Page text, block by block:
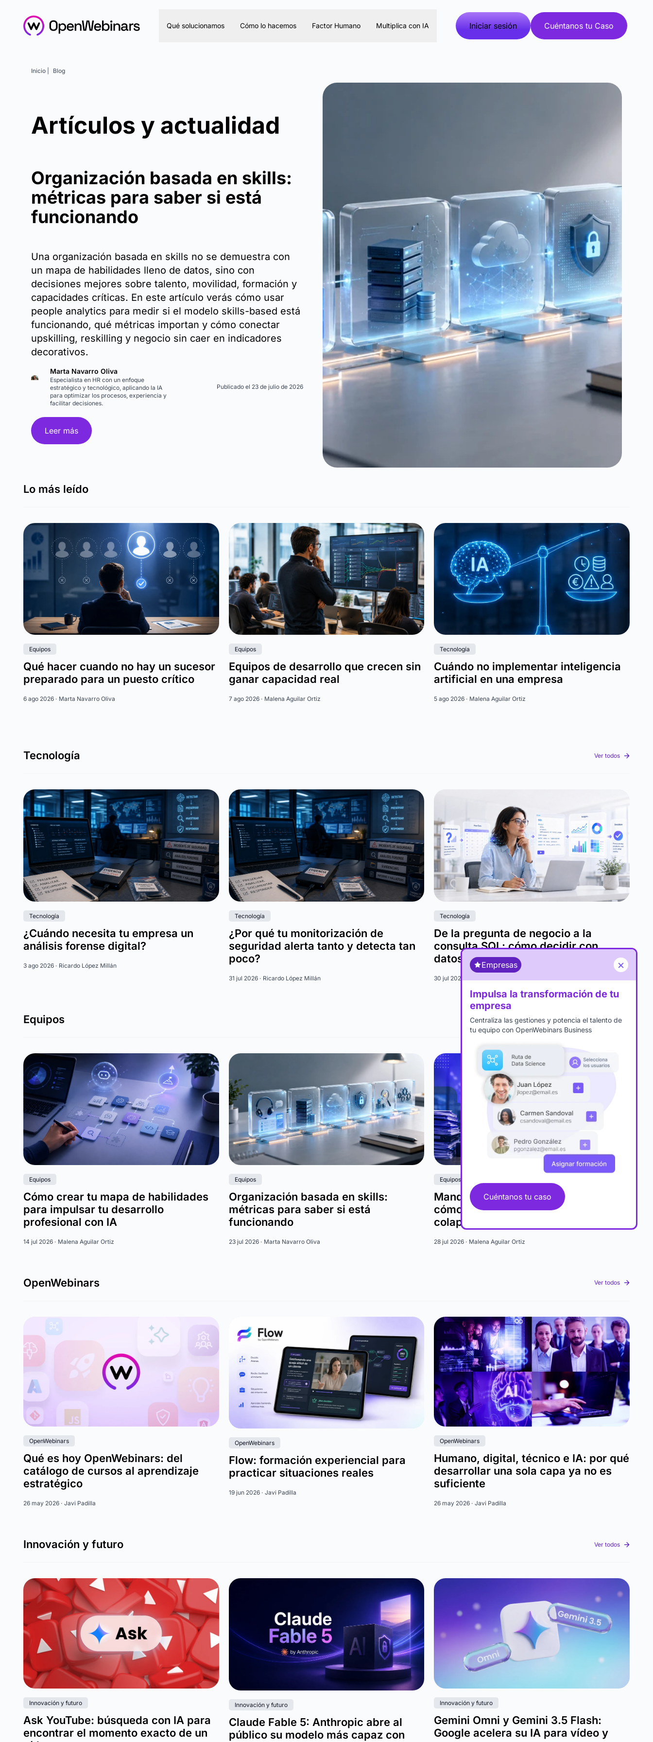
Qué solucionamos Cómo lo hacemos Factor Humano Multiplica con IA Iniciar sesión Cuéntanos tu Caso
Inicio | Blog
Artículos y actualidad
Organización basada en skills:
métricas para saber si está
funcionando
Una organización basada en skills no se demuestra con
un mapa de habilidades lleno de datos, sino con
decisiones mejores sobre talento, movilidad, formación y
capacidades críticas. En este artículo verás cómo usar
people analytics para medir si el modelo skills-based está
funcionando, qué métricas importan y cómo conectar
upskilling, reskilling y negocio sin caer en indicadores
decorativos.
Marta Navarro Oliva
Especialista en HR con un enfoque
estratégico y tecnológico, aplicando la IA
para optimizar los procesos, experiencia y
facilitar decisiones.
Publicado el 23 de julio de 2026
Leer más
Lo más leído
Equipos
Qué hacer cuando no hay un sucesor
preparado para un puesto crítico
6 ago 2026 · Marta Navarro Oliva
Equipos
Equipos de desarrollo que crecen sin
ganar capacidad real
7 ago 2026 · Malena Aguilar Ortiz
Tecnología
Cuándo no implementar inteligencia
artificial en una empresa
5 ago 2026 · Malena Aguilar Ortiz
Tecnología Ver todos
Tecnología
¿Cuándo necesita tu empresa un
análisis forense digital?
3 ago 2026 · Ricardo López Millán
Tecnología
¿Por qué tu monitorización de
seguridad alerta tanto y detecta tan
poco?
31 jul 2026 · Ricardo López Millán
Tecnología
De la pregunta de negocio a la
consulta SQL: cómo decidir con
datos
30 jul 2026 ·
Equipos Ver todos
Equipos
Cómo crear tu mapa de habilidades
para impulsar tu desarrollo
profesional con IA
14 jul 2026 · Malena Aguilar Ortiz
Equipos
Organización basada en skills:
métricas para saber si está
funcionando
23 jul 2026 · Marta Navarro Oliva
Equipos
Mandos intermedios saturados:
cómo rediseñar su rol antes del
colapso
28 jul 2026 · Malena Aguilar Ortiz
OpenWebinars Ver todos
OpenWebinars
Qué es hoy OpenWebinars: del
catálogo de cursos al aprendizaje
estratégico
26 may 2026 · Javi Padilla
OpenWebinars
Flow: formación experiencial para
practicar situaciones reales
19 jun 2026 · Javi Padilla
OpenWebinars
Humano, digital, técnico e IA: por qué
desarrollar una sola capa ya no es
suficiente
26 may 2026 · Javi Padilla
Innovación y futuro Ver todos
Innovación y futuro
Ask YouTube: búsqueda con IA para
encontrar el momento exacto de un
Innovación y futuro
Claude Fable 5: Anthropic abre al
público su modelo más capaz con
Innovación y futuro
Gemini Omni y Gemini 3.5 Flash:
Google acelera su IA para vídeo y
Empresas ×
Impulsa la transformación de tu
empresa
Centraliza las gestiones y potencia el talento de
tu equipo con OpenWebinars Business
Cuéntanos tu caso